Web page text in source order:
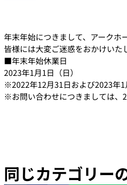
年末年始につきまして、アークホ
皆様には大変ご迷惑をおかけいた
■年末年始休業日
2023年1月1日（日）
※2022年12月31日および2023年1
※お問い合わせにつきましては、
同じカテゴリー